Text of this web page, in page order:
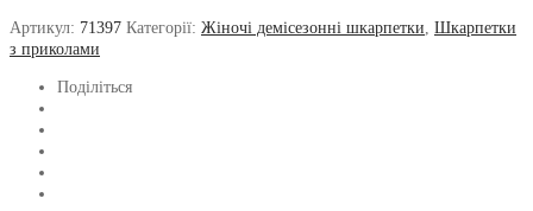
Артикул: 71397 Категорії: Жіночі демісезонні шкарпетки, Шкарпетки
з приколами
Поділіться